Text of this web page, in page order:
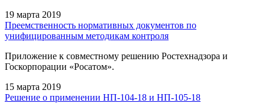
19 марта 2019
Преемственность нормативных документов по
унифицированным методикам контроля
Приложение к совместному решению Ростехнадзора и
Госкорпорации «Росатом».
15 марта 2019
Решение о применении НП-104-18 и НП-105-18